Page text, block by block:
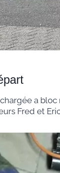
a
Fred et